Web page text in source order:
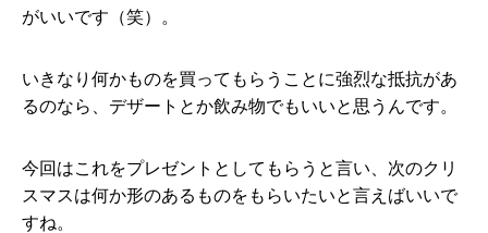
がいいです（笑）。
いきなり何かものを買ってもらうことに強烈な抵抗があ
るのなら、デザートとか飲み物でもいいと思うんです。
今回はこれをプレゼントとしてもらうと言い、次のクリ
スマスは何か形のあるものをもらいたいと言えばいいで
すね。